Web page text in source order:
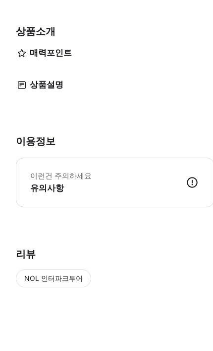
상품소개
매력포인트
상품설명
이용정보
이런건 주의하세요
유의사항
리뷰
NOL 인터파크투어